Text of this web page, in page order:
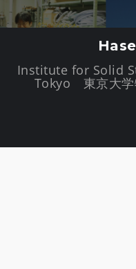
//�t�@�r�R��
コ
Institute for Solid
Tokyo 東京大学